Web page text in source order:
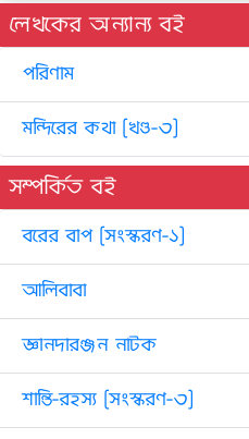
লেখকের অন্যান্য বই
পরিণাম
মন্দিরের কথা [খণ্ড-৩]
সম্পর্কিত বই
বরের বাপ [সংস্করণ-১]
আলিবাবা
জ্ঞানদারঞ্জন নাটক
শান্তি-রহস্য [সংস্করণ-৩]